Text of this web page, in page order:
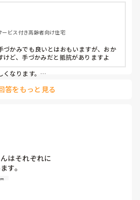
うかなと思うのですが、皆さんはどう
分の母親が手づかみで食べてるのを
…職員さん、介助して下さいと思っ
ビス付き高齢者向け住宅
づかみでも良いとはおもいますが、おか
けど、手づかみだと抵抗がありますよ
くなります。
とろみつけてたりするのを手づかみは抵
答をもっと見る
はそれぞれに
す。
動けたりと。